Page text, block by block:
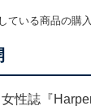
ている商品の購
性誌『